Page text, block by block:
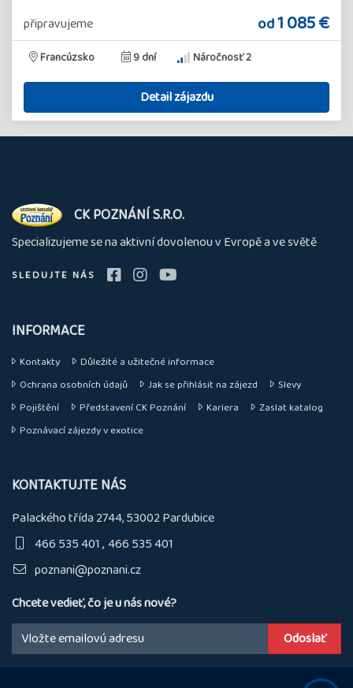
připravujeme od1 085 €
Francúzsko 9 dní Náročnosť 2
Detail zájazdu
O
nás
CK POZNÁNÍ S.R.O.
Specializujeme se na aktivní dovolenou v Evropě a ve světě
SLEDUJTE NÁS
INFORMACE
Kontakty
Důležité a užitečné informace
Ochrana osobních údajů
Jak se přihlásit na zájezd
Slevy
Pojištění
Představení CK Poznání Kariera
Zaslat katalog
Poznávací zájezdy v exotice
KONTAKTUJTE NÁS
Palackého třída 2744, 53002 Pardubice
466 535 401 466 535 401
poznani@poznani.cz
Chcete vedieť, čo je u nás nové?
Email: